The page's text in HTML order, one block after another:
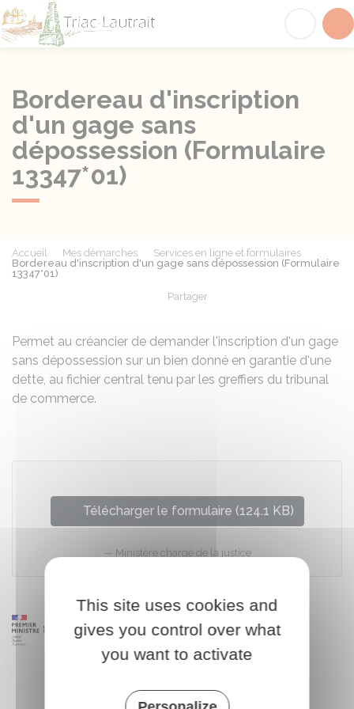
Bordereau d'inscription
d'un gage sans
dépossession (Formulaire
13347*01)
Accueil Mes démarches
Services en ligne et formulaires
Bordereau d'inscription d'un gage sans dépossession (Formulaire
13347*01)
Partager
Permet au créancier de demander l'inscription d'un gage
sans dépossession sur un bien donné en garantie d'une
dette, au fichier central tenu par les greffiers du tribunal
de commerce.
Télécharger le formulaire (124.1 KB)
Ministère chargé de la justice
This site uses cookies and
gives you control over what
you want to activate